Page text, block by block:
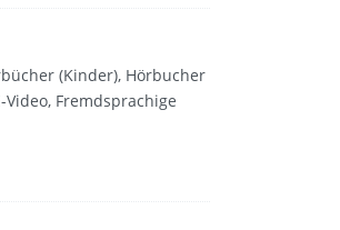
(Kinder), Hörbucher
Video, Fremdsprachige